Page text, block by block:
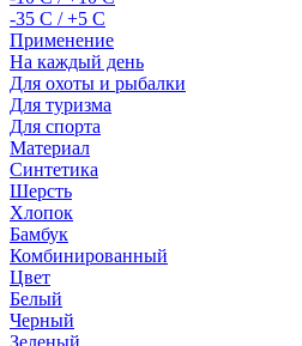
-35 С / +5 С
Применение
На каждый день
Для охоты и рыбалки
Для туризма
Для спорта
Материал
Синтетика
Шерсть
Хлопок
Бамбук
Комбинированный
Цвет
Белый
Черный
Зеленый